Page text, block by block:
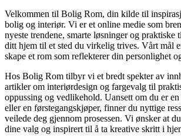
Velkommen til Bolig Rom, din kilde til
bolig og interiør. Vi er et online medie som
nyeste trendene, smarte løsninger og praktiske
ditt hjem til et sted du virkelig trives. Vårt mål
skape et rom som reflekterer din personlighet
Hos Bolig Rom tilbyr vi et bredt spekter av
artikler om interiørdesign og fargevalg til
oppussing og vedlikehold. Uansett om du er
eller en førstegangskjøper, finner du nyttige
veilede deg gjennom prosessen. Vi ønsker at
dine valg og inspirert til å ta kreative skritt i